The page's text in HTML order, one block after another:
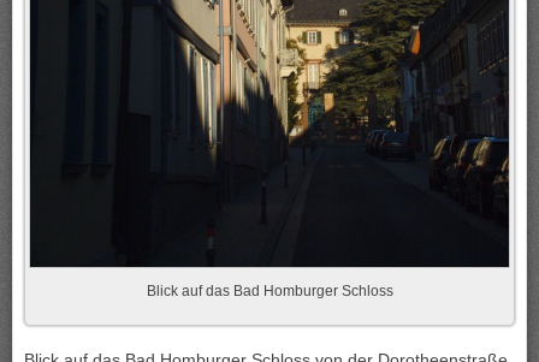
Blick auf das Bad Homburger Schloss